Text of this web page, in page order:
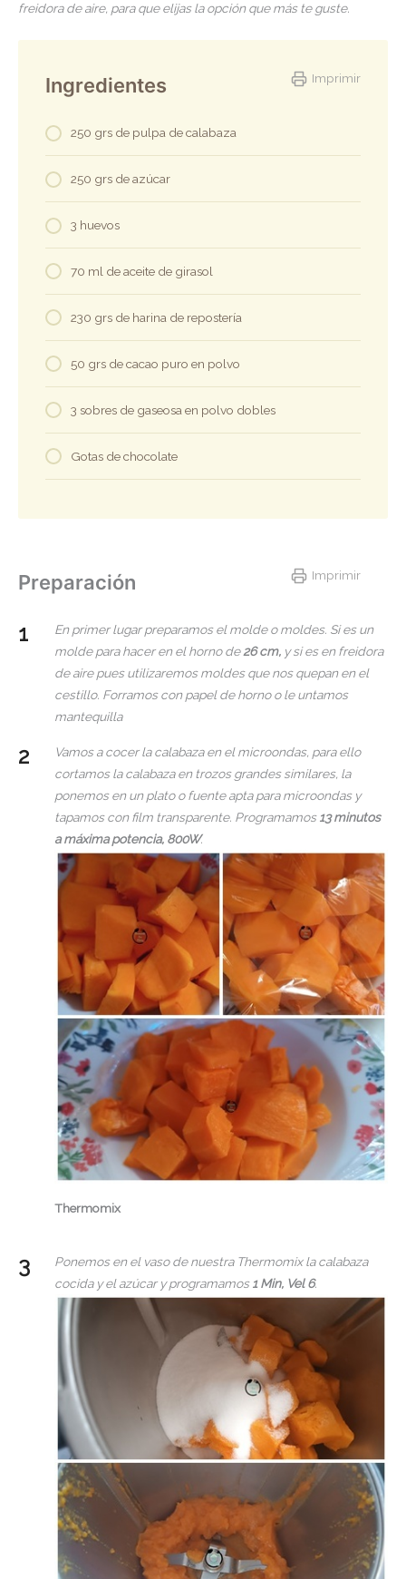
freidora de aire, para que elijas la opción que más te guste.
Imprimir
Ingredientes
250 grs de pulpa de calabaza
250 grs de azúcar
3 huevos
70 ml de aceite de girasol
230 grs de harina de repostería
50 grs de cacao puro en polvo
3 sobres de gaseosa en polvo dobles
Gotas de chocolate
Imprimir
Preparación
En primer lugar preparamos el molde o moldes. Si es un
molde para hacer en el horno de26 cm, y si es en freidora
de aire pues utilizaremos moldes que nos quepan en el
cestillo. Forramos con papel de horno o le untamos
mantequilla
Vamos a cocer la calabaza en el microondas, para ello
cortamos la calabaza en trozos grandes similares, la
ponemos en un plato o fuente apta para microondas y
tapamos con film transparente. Programamos13 minutos
a máxima potencia, 800W.
Thermomix
Ponemos en el vaso de nuestra Thermomix la calabaza
cocida y el azúcar y programamos1 Min, Vel 6.